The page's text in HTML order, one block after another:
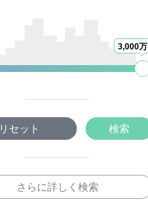
3,000万
リセット 検索
さらに詳しく検索